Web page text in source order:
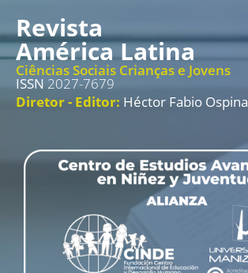
Revista
América Latina
Ciências Sociais Crianças e Jovens
ISSN 2027-7679
Diretor - Editor: Héctor Fabio Ospina